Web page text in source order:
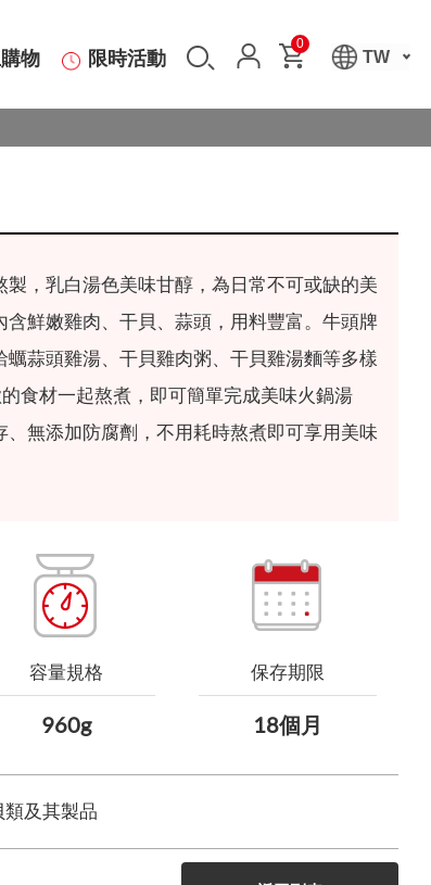
物 限時活動 TW
0
，乳白湯色美味甘醇，為日常不可或缺的美
鮮嫩雞肉、干貝、蒜頭，用料豐富。牛頭牌
蒜頭雞湯、干貝雞肉粥、干貝雞湯麵等多樣
食材一起熬煮，即可簡單完成美味火鍋湯
無添加防腐劑，不用耗時熬煮即可享用美味
容量規格
960g
保存期限
18個月
類及其製品